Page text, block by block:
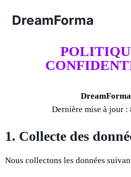
DreamForma
Dernière mise à jour :
1. Collecte des
Nous collectons les données